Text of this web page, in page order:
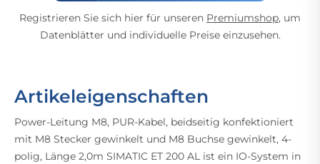
Registrieren Sie sich hier für unseren Premiumshop, um
Datenblätter und individuelle Preise einzusehen.
Artikeleigenschaften
Power-Leitung M8, PUR-Kabel, beidseitig konfektioniert
mit M8 Stecker gewinkelt und M8 Buchse gewinkelt, 4-
polig, Länge 2,0m SIMATIC ET 200 AL ist ein IO-System in